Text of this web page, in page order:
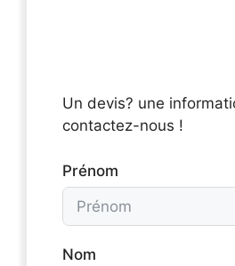
Un devis? une
contactez-nous !
Prénom
Nom